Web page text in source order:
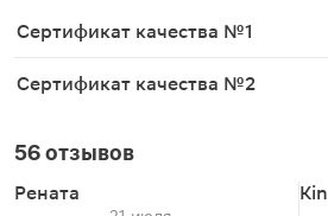
Сертификат качества №1
Сертификат качества №2
56 отзывов
Рената